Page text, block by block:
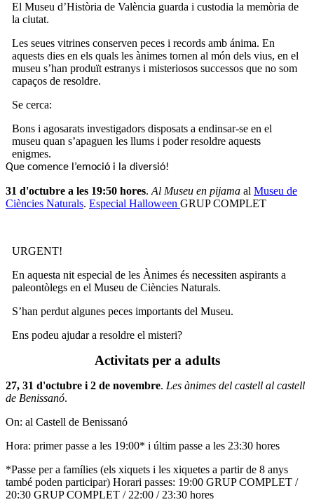
El Museu d’Història de València guarda i custodia la memòria de
la ciutat.
Les seues vitrines conserven peces i records amb ánima. En
aquests dies en els quals les ànimes tornen al món dels vius, en el
museu s’han produït estranys i misteriosos successos que no som
capaços de resoldre.
Se cerca:
Bons i agosarats investigadors disposats a endinsar-se en el
museu quan s’apaguen les llums i poder resoldre aquests
enigmes.
Que comence l’emoció i la diversió!
31 d'octubre a les 19:50 hores. Al Museu en pijama al Museu de
Ciències Naturals. Especial Halloween GRUP COMPLET
URGENT!
En aquesta nit especial de les Ànimes és necessiten aspirants a
paleontòlegs en el Museu de Ciències Naturals.
S’han perdut algunes peces importants del Museu.
Ens podeu ajudar a resoldre el misteri?
Activitats per a adults
27, 31 d'octubre i 2 de novembre. Les ànimes del castell al castell
de Benissanó.
On: al Castell de Benissanó
Hora: primer passe a les 19:00* i últim passe a les 23:30 hores
*Passe per a famílies (els xiquets i les xiquetes a partir de 8 anys
també poden participar) Horari passes: 19:00 GRUP COMPLET /
20:30 GRUP COMPLET / 22:00 / 23:30 hores